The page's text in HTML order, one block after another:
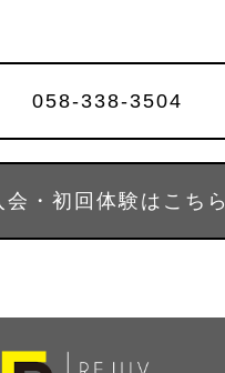
058-338-3504
会・初回体験はこちら